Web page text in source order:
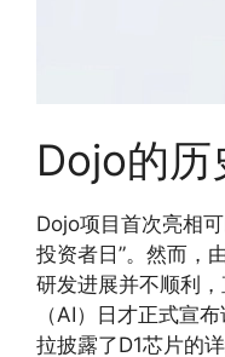
Dojo的历
Dojo项目首次亮相
投资者日”。然而，
研发进展并不顺利
（AI）日才正式宣
拉披露了D1芯片的